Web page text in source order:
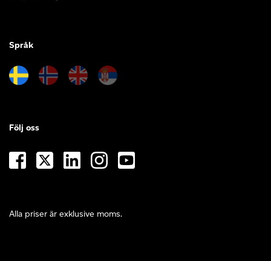
Språk
Alla priser är exklusive moms.
Följ oss